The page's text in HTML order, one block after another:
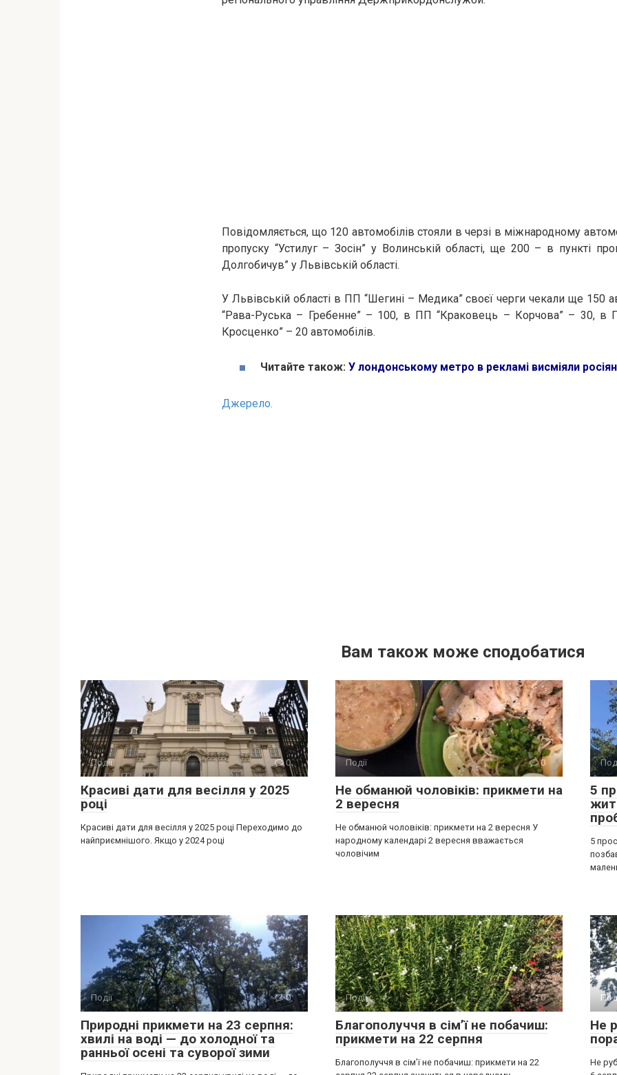
Повідомляється, що 120 автомобілів стояли в черзі в міжнародному
пропуску “Устилуг – Зосін” у Волинській області, ще 200 – в пункті
Долгобичув” у Львівській області.
У Львівській області в ПП “Шегині – Медика” своєї черги чекали ще 150
“Рава-Руська – Гребенне” – 100, в ПП “Краковець – Корчова” – 30, в
Кросценко” – 20 автомобілів.
Читайте також: У лондонському метро в рекламі висміяли росіян
Джерело.
Вам також може сподобатися
Події 0
Красиві дати для весілля у 2025
році
Красиві дати для весілля у 2025 році Переходимо до
найприємнішого. Якщо у 2024 році
Події 0
Не обманюй чоловіків: прикмети на
2 вересня
Не обманюй чоловіків: прикмети на 2 вересня У
народному календарі 2 вересня вважається
чоловічим
5
5
Події 0
Природні прикмети на 23 серпня:
хвилі на воді — до холодної та
ранньої осені та суворої зими
Події 0
Благополуччя в сім’ї не побачиш:
прикмети на 22 серпня
Благополуччя в сім’ї не побачиш: прикмети на 22
Не
Не